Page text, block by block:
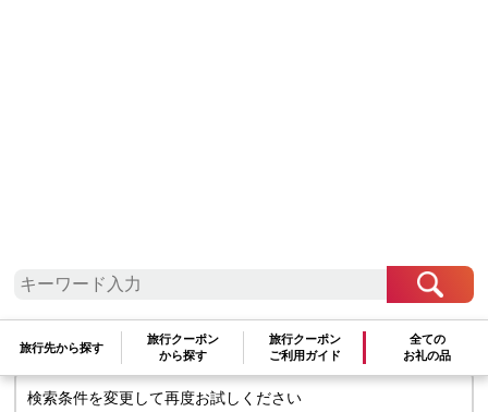
旅行先から探す
旅行クーポン
から探す
旅行クーポン
ご利用ガイド
全ての
お礼の品
検索条件に一致するお礼の品はありま
せん
検索条件を変更して再度お試しください